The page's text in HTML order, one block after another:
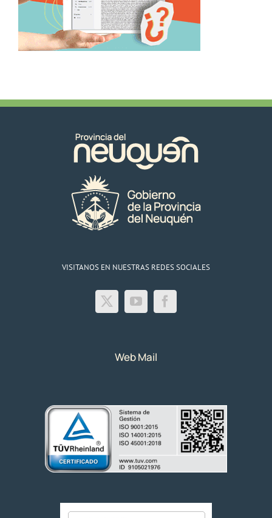
VISITANOS EN NUESTRAS REDES SOCIALES
Web Mail